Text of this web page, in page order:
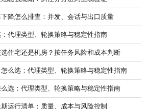
降怎么排查：并发、会话与出口质量
代理类型、轮换策略与稳定性指南
住宅还是机房？按任务风险和成本判断
么选：代理类型、轮换策略与稳定性指南
选：代理类型、轮换策略与稳定性指南
运行清单：质量、成本与风险控制